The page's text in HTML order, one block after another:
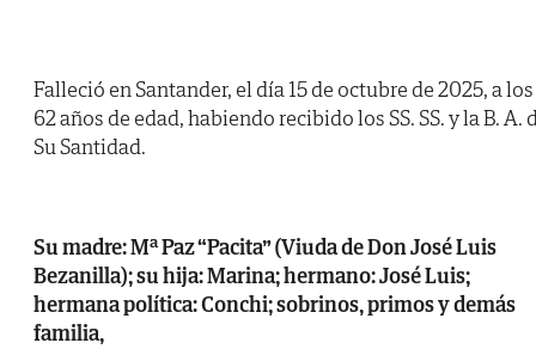
Falleció en Santander, el día 15 de octubre de 2025, a los
62 años de edad, habiendo recibido los SS. SS. y la B. A.
Su Santidad.
Su madre: Mª Paz “Pacita” (Viuda de Don José Luis
Bezanilla); su hija: Marina; hermano: José Luis;
hermana política: Conchi; sobrinos, primos y demás
familia,